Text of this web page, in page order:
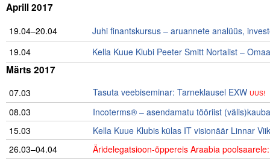
Aprill 2017
19.04–20.04
Juhi finantskursus – aruannete analüüs,
19.04
Kella Kuue Klubi Peeter Smitt Nortalist –
Märts 2017
07.03 Tasuta veebiseminar: Tarneklausel EXW UUS!
08.03
Incoterms® – asendamatu tööriist
15.03
Kella Kuue Klubis külas IT visionäär Linnar Viik
26.03–04.04
Äridelegatsioon-õppereis Araabia